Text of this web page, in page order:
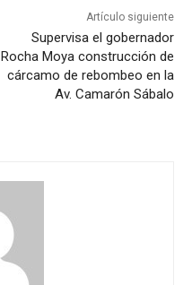
Artículo siguiente
Supervisa el gobernador
Rocha Moya construcción de
cárcamo de rebombeo en la
Av. Camarón Sábalo